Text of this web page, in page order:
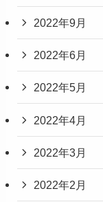
2022年9月
2022年6月
2022年5月
2022年4月
2022年3月
2022年2月